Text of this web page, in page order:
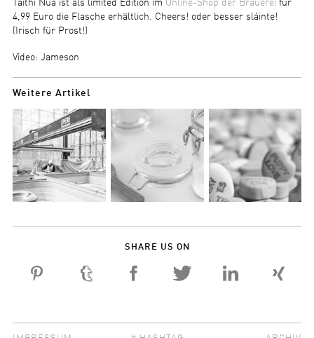
Taithí Nua ist als limited Edition im Online-Shop der Brauerei für
4,99 Euro die Flasche erhältlich. Cheers! oder besser sláinte!
(Irisch für Prost!)
Video: Jameson
Weitere Artikel
SHARE US ON